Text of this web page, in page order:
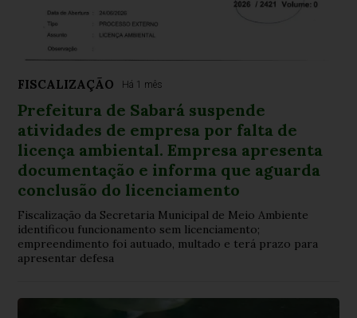
FISCALIZAÇÃO Há 1 mês
Prefeitura de Sabará suspende
atividades de empresa por falta de
licença ambiental. Empresa apresenta
documentação e informa que aguarda
conclusão do licenciamento
Fiscalização da Secretaria Municipal de Meio Ambiente
identificou funcionamento sem licenciamento;
empreendimento foi autuado, multado e terá prazo para
apresentar defesa